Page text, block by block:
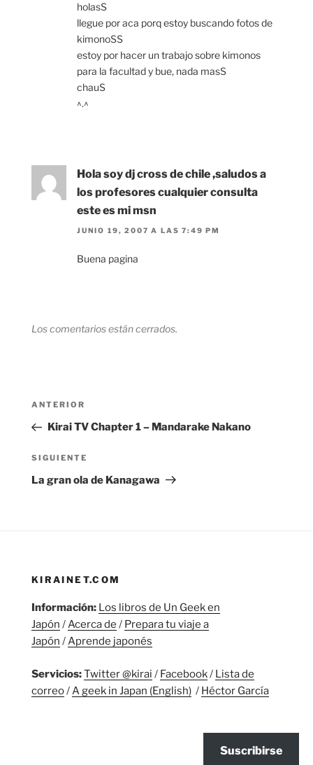
holasS
llegue por aca porq estoy buscando fotos de
kimonoSS
estoy por hacer un trabajo sobre kimonos
para la facultad y bue, nada masS
chauS
^.^
Hola soy dj cross de chile ,saludos a
los profesores cualquier consulta
este es mi msn
JUNIO 19, 2007 A LAS 7:49 PM
Buena pagina
Los comentarios están cerrados.
Navegación
entradas
Entrada
anterior:
ANTERIOR
Kirai TV Chapter 1 – Mandarake Nakano
Siguiente
entrada
SIGUIENTE
La gran ola de Kanagawa
KIRAINET.COM
Información: Los libros de Un Geek en
Japón /Acerca de / Prepara tu viaje a
Japón /Aprende japonés
Servicios:Twitter @kirai / Facebook/ Lista de
correo/A geek in Japan (English) / Héctor García
Suscribirse